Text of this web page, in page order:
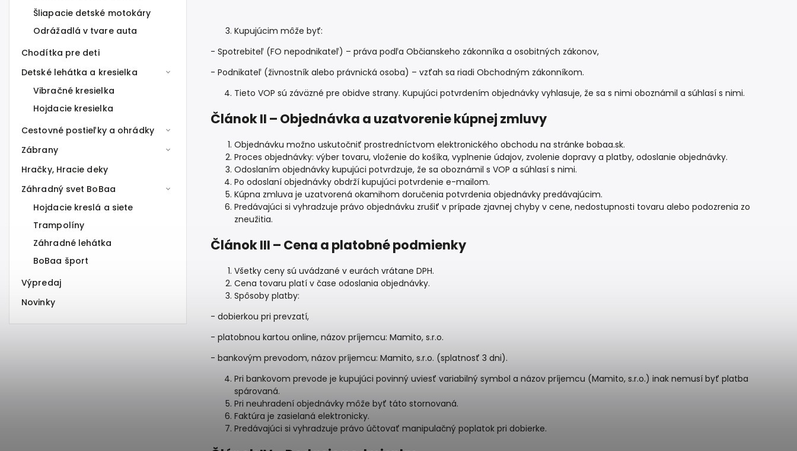
Šliapacie detské motokáry
Odrážadlá v tvare auta
Chodítka pre deti
Detské lehátka a kresielka
Vibračné kresielka
Hojdacie kresielka
Cestovné postieľky a ohrádky
Zábrany
Hračky, Hracie deky
Záhradný svet BoBaa
Hojdacie kreslá a siete
Trampolíny
Záhradné lehátka
BoBaa šport
Výpredaj
Novinky
Kupujúcim môže byť:
- Spotrebiteľ (FO nepodnikateľ) – práva podľa Občianskeho zákonníka a osobitných zákonov,
- Podnikateľ (živnostník alebo právnická osoba) – vzťah sa riadi Obchodným zákonníkom.
Tieto VOP sú záväzné pre obidve strany. Kupujúci potvrdením objednávky vyhlasuje, že sa s nimi oboznámil a súhlasí s nimi.
Článok II – Objednávka a uzatvorenie kúpnej zmluvy
Objednávku možno uskutočniť prostredníctvom elektronického obchodu na stránke bobaa.sk.
Proces objednávky: výber tovaru, vloženie do košíka, vyplnenie údajov, zvolenie dopravy a platby, odoslanie objednávky.
Odoslaním objednávky kupujúci potvrdzuje, že sa oboznámil s VOP a súhlasí s nimi.
Po odoslaní objednávky obdrží kupujúci potvrdenie e-mailom.
Kúpna zmluva je uzatvorená okamihom doručenia potvrdenia objednávky predávajúcim.
Predávajúci si vyhradzuje právo objednávku zrušiť v prípade zjavnej chyby v cene, nedostupnosti tovaru alebo podozrenia zo
zneužitia.
Článok III – Cena a platobné podmienky
Všetky ceny sú uvádzané v eurách vrátane DPH.
Cena tovaru platí v čase odoslania objednávky.
Spôsoby platby:
- dobierkou pri prevzatí,
- platobnou kartou online, názov príjemcu: Mamito, s.r.o.
- bankovým prevodom, názov príjemcu: Mamito, s.r.o. (splatnosť 3 dni).
Pri bankovom prevode je kupujúci povinný uviesť variabilný symbol a názov príjemcu (Mamito, s.r.o.) inak nemusí byť platba
spárovaná.
Pri neuhradení objednávky môže byť táto stornovaná.
Faktúra je zasielaná elektronicky.
Predávajúci si vyhradzuje právo účtovať manipulačný poplatok pri dobierke.